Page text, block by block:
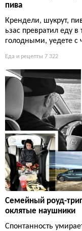
пива
Крендели, шукрут,
ьзас превратил еду
голодными, уедете с
Еда и рецепты 7 322
Семейный роуд-
оклятые наушники
Спонтанность